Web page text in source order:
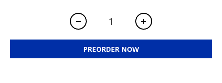
PREORDER NOW